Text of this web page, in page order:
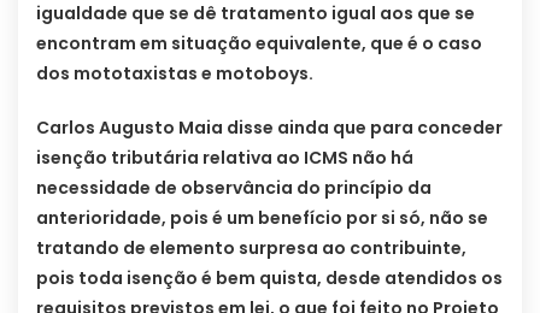
igualdade que se dê tratamento igual aos que se
encontram em situação equivalente, que é o caso
dos mototaxistas e motoboys.
Carlos Augusto Maia disse ainda que para conceder
isenção tributária relativa ao ICMS não há
necessidade de observância do princípio da
anterioridade, pois é um benefício por si só, não se
tratando de elemento surpresa ao contribuinte,
pois toda isenção é bem quista, desde atendidos os